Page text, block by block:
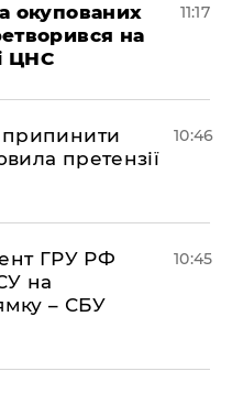
окупованих
на
ЦНС
11:17
припинити
претензії
10:46
ГРУ РФ
на
– СБУ
10:45